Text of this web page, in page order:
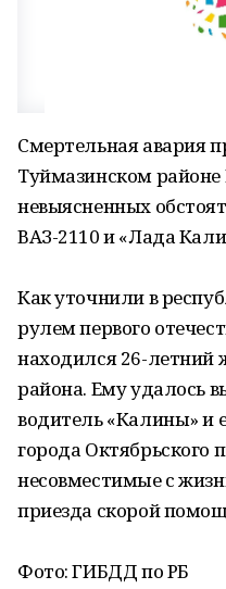
Смертельная авария
Туймазинском
невыясненных
ВАЗ-2110 и «Лада
Как уточнили в
рулем первого
находился 26-летний
района. Ему удалось
водитель «Калины» и
города Октябрьского
несовместимые с
приезда скорой
Фото: ГИБДД по РБ